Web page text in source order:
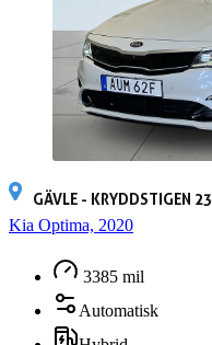
GÄVLE - KRYDDSTIGEN 23
Kia Optima, 2020
3385 mil
Automatisk